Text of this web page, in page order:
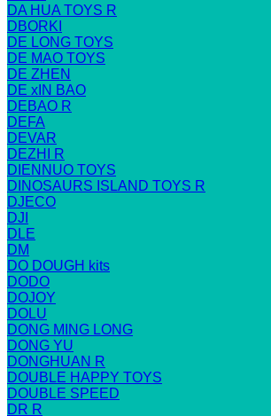
DA HUA TOYS R
DBORKI
DE LONG TOYS
DE MAO TOYS
DE ZHEN
DE xIN BAO
DEBAO R
DEFA
DEVAR
DEZHI R
DIENNUO TOYS
DINOSAURS ISLAND TOYS R
DJECO
DJI
DLE
DM
DO DOUGH kits
DODO
DOJOY
DOLU
DONG MING LONG
DONG YU
DONGHUAN R
DOUBLE HAPPY TOYS
DOUBLE SPEED
DR R